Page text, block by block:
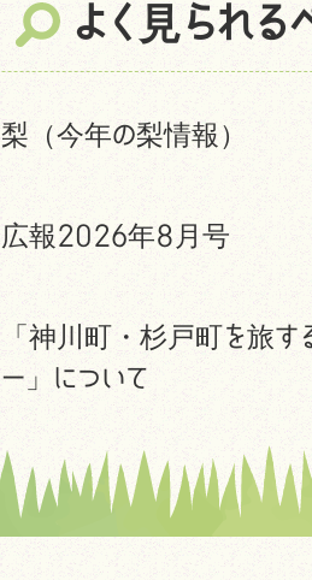
よく見られる
梨（今年の梨情報）
広報2026年8月号
「神川町・杉戸町を旅す
ー」について